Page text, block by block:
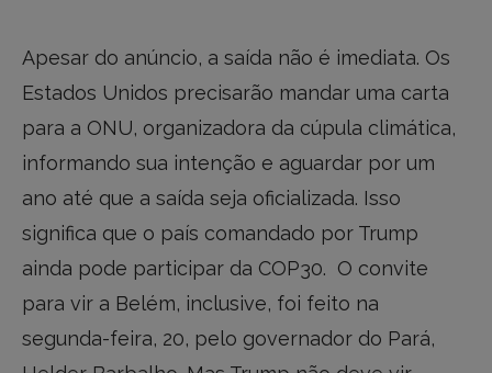
Apesar do anúncio, a saída não é imediata. Os
Estados Unidos precisarão mandar uma carta
para a ONU, organizadora da cúpula climática,
informando sua intenção e aguardar por um
ano até que a saída seja oficializada. Isso
significa que o país comandado por Trump
ainda pode participar da COP30. O convite
para vir a Belém, inclusive, foi feito na
segunda-feira, 20, pelo governador do Pará,